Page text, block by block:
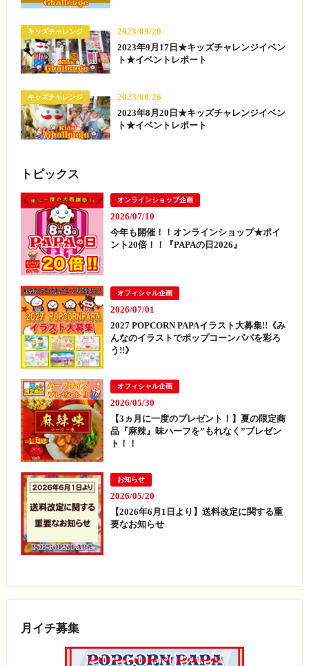
キッズチャレンジ
2023/09/20
2023年9月17日★キッズチャレンジイベン
ト★イベントレポート
キッズチャレンジ
2023/08/26
2023年8月20日★キッズチャレンジイベン
ト★イベントレポート
トピックス
オンラインショップ企画
2026/07/10
今年も開催！！オンラインショップ★ポイ
ント20倍！！『PAPAの日2026』
オフィシャル企画
2026/07/01
2027 POPCORN PAPAイラスト大募集!!《み
んなのイラストでポップコーンパパを彩ろ
う!!》
オフィシャル企画
2026/05/30
【3ヵ月に一度のプレゼント！】夏の限定商
品『麻辣』味ハーフを”もれなく”プレゼン
ト！！
お知らせ
2026/05/20
【2026年6月1日より】送料改定に関する重
要なお知らせ
月イチ募集